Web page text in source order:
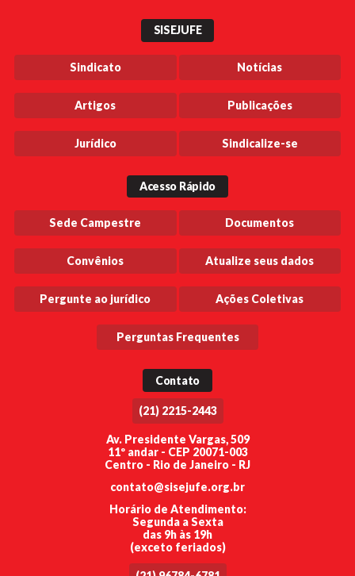
SISEJUFE
Sindicato Notícias
Artigos Publicações
Jurídico Sindicalize-se
Acesso Rápido
Sede Campestre Documentos
Convênios Atualize seus dados
Pergunte ao jurídico Ações Coletivas
Perguntas Frequentes
Contato
(21) 2215-2443
Av. Presidente Vargas, 509
11º andar - CEP 20071-003
Centro - Rio de Janeiro - RJ
contato@sisejufe.org.br
Horário de Atendimento:
Segunda a Sexta
das 9h às 19h
(exceto feriados)